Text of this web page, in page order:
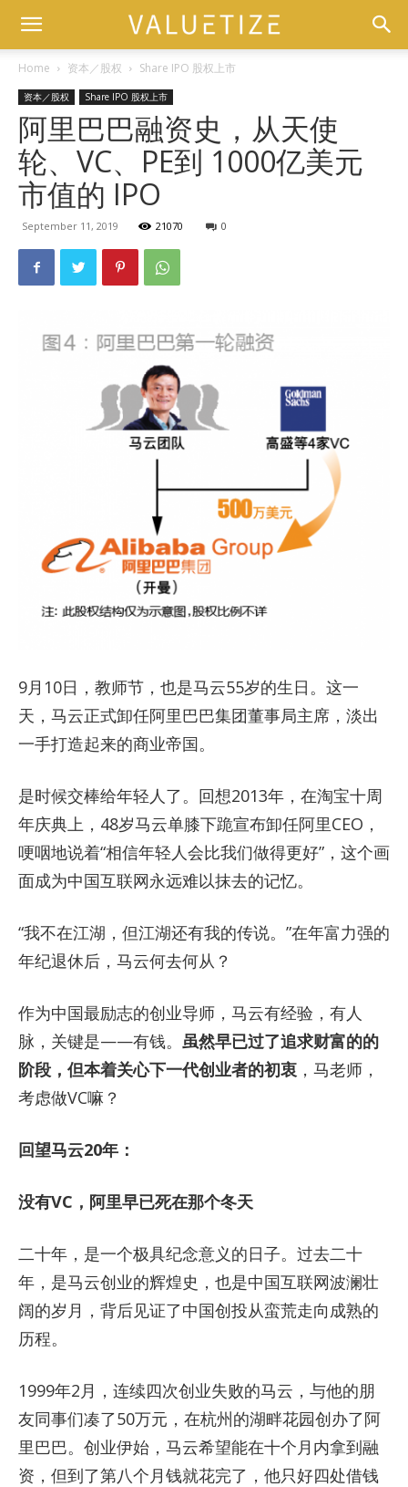
Home 资本／股权 Share IPO 股权上市
资本／股权 Share IPO 股权上市
阿里巴巴融资史，从天使
轮、VC、PE到 1000亿美元
市值的 IPO
September 11, 2019 21070 0
9月10日，教师节，也是马云55岁的生日。这一
天，马云正式卸任阿里巴巴集团董事局主席，淡出
一手打造起来的商业帝国。
是时候交棒给年轻人了。回想2013年，在淘宝十周
年庆典上，48岁马云单膝下跪宣布卸任阿里CEO，
哽咽地说着“相信年轻人会比我们做得更好”，这个画
面成为中国互联网永远难以抹去的记忆。
“我不在江湖，但江湖还有我的传说。”在年富力强的
年纪退休后，马云何去何从？
作为中国最励志的创业导师，马云有经验，有人
脉，关键是——有钱。 虽然早已过了追求财富的的
阶段，但本着关心下一代创业者的初衷 ，马老师，
考虑做VC嘛？
回望马云20年：
没有VC，阿里早已死在那个冬天
二十年，是一个极具纪念意义的日子。过去二十
年，是马云创业的辉煌史，也是中国互联网波澜壮
阔的岁月，背后见证了中国创投从蛮荒走向成熟的
历程。
1999年2月，连续四次创业失败的马云，与他的朋
友同事们凑了50万元，在杭州的湖畔花园创办了阿
里巴巴。创业伊始，马云希望能在十个月内拿到融
资，但到了第八个月钱就花完了，他只好四处借钱